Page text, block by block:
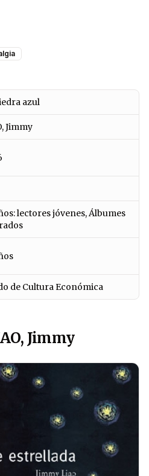
azul
Jimmy
lectores jóvenes, Álbumes
de Cultura Económica
Jimmy